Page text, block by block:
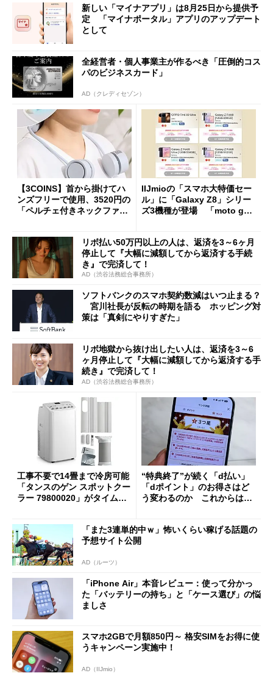
新しい「マイナアプリ」は8月25日から提供予
定 「マイナポータル」アプリのアップデート
として
全経営者・個人事業主が作るべき「圧倒的コス
パのビジネスカード」
AD（クレディセゾン）
【3COINS】首から掛けてハ
ンズフリーで使用、3520円の
「ペルチェ付きネックファ
IIJmioの「スマホ大特価セー
ル」に「Galaxy Z8」シリー
ズ3機種が登場 「moto g37
リボ払い50万円以上の人は、返済を3～6ヶ月
停止して『大幅に減額してから返済する手続
き』で完済して！
AD（渋谷法務総合事務所）
ソフトバンクのスマホ契約数減はいつ止まる？
宮川社長が反転の時期を語る ホッピング対
策は「真剣にやりすぎた」
リボ地獄から抜け出したい人は、返済を3～6
ヶ月停止して『大幅に減額してから返済する手
続き』で完済して！
AD（渋谷法務総合事務所）
工事不要で14畳まで冷房可能
「タンスのゲン スポットクー
ラー 79800020」がタイムセ
“特典終了”が続く「d払い」
「dポイント」のお得さはど
う変わるのか これからは
「また3連単的中ｗ」怖いくらい稼げる話題の
予想サイト公開
AD（ルーツ）
「iPhone Air」本音レビュー：使って分かっ
た「バッテリーの持ち」と「ケース選び」の悩
ましさ
スマホ2GBで月額850円～ 格安SIMをお得に使
うキャンペーン実施中！
AD（IIJmio）